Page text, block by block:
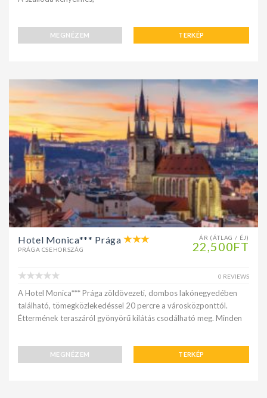
MEGNÉZEM TERKÉP
ÁR (ÁTLAG / ÉJ)
22,500FT
Hotel Monica*** Prága
PRÁGA CSEHORSZÁG
0 REVIEWS
A Hotel Monica*** Prága zöldövezeti, dombos lakónegyedében
található, tömegközlekedéssel 20 percre a városközponttól.
Éttermének teraszáról gyönyörű kilátás csodálható meg. Minden
MEGNÉZEM TERKÉP